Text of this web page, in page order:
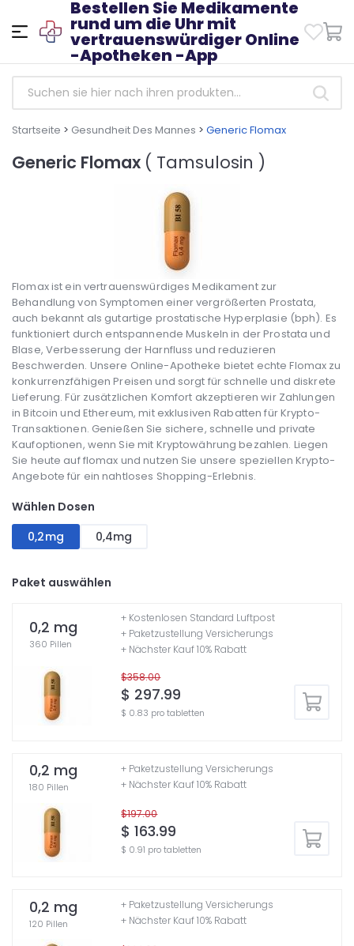
Bestellen Sie Medikamente
rund um die Uhr mit
vertrauenswürdiger Online
-Apotheken -App
Startseite > Gesundheit Des Mannes > Generic Flomax
Generic Flomax ( Tamsulosin )
Flomax ist ein vertrauenswürdiges Medikament zur
Behandlung von Symptomen einer vergrößerten Prostata,
auch bekannt als gutartige prostatische Hyperplasie (bph). Es
funktioniert durch entspannende Muskeln in der Prostata und
Blase, Verbesserung der Harnfluss und reduzieren
Beschwerden. Unsere Online-Apotheke bietet echte Flomax zu
konkurrenzfähigen Preisen und sorgt für schnelle und diskrete
Lieferung. Für zusätzlichen Komfort akzeptieren wir Zahlungen
in Bitcoin und Ethereum, mit exklusiven Rabatten für Krypto-
Transaktionen. Genießen Sie sichere, schnelle und private
Kaufoptionen, wenn Sie mit Kryptowährung bezahlen. Liegen
Sie heute auf flomax und nutzen Sie unsere speziellen Krypto-
Angebote für ein nahtloses Shopping-Erlebnis.
Wählen Dosen
0,2mg
0,4mg
Paket auswählen
0,2 mg
360 Pillen
$358.00
$ 297.99
$ 0.83 pro tabletten
+ Kostenlosen Standard Luftpost
+ Paketzustellung Versicherungs
+ Nächster Kauf 10% Rabatt
0,2 mg
180 Pillen
$197.00
$ 163.99
$ 0.91 pro tabletten
+ Paketzustellung Versicherungs
+ Nächster Kauf 10% Rabatt
0,2 mg
120 Pillen
+ Paketzustellung Versicherungs
+ Nächster Kauf 10% Rabatt